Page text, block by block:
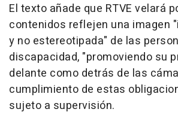
El texto añade que RTVE velará
contenidos reflejen una imagen
y no estereotipada" de las
discapacidad, "promoviendo su
delante como detrás de las
cumplimiento de estas
sujeto a supervisión.